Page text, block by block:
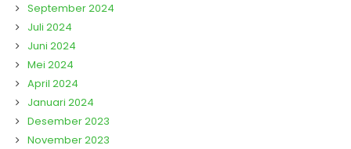
September 2024
Juli 2024
Juni 2024
Mei 2024
April 2024
Januari 2024
Desember 2023
November 2023